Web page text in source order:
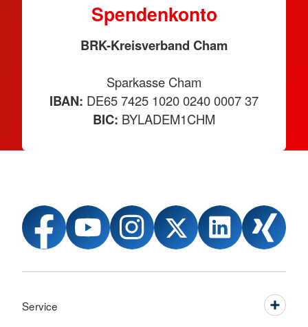
Spendenkonto
BRK-Kreisverband Cham
Sparkasse Cham
IBAN: DE65 7425 1020 0240 0007 37
BIC: BYLADEM1CHM
Service